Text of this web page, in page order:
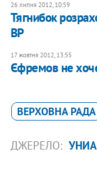
26 липня 2012, 10:59
Тягнибок
ВР
17 жовтня 2012, 13:55
Єфремов не хоче
ВЕРХОВНА РАДА
ДЖЕРЕЛО: